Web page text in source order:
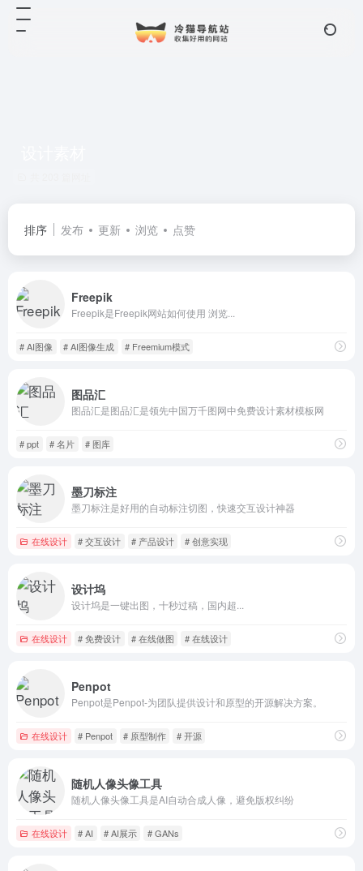
排序 发布 更新 浏览 点赞
Freepik
Freepik是Freepik网站如何使用 浏览...
# AI图像 # AI图像生成 # Freemium模式
图品汇
图品汇是图品汇是领先中国万千图网中免费设计素材模板网
# ppt # 名片 # 图库
墨刀标注
墨刀标注是好用的自动标注切图，快速交互设计神器
在线设计 # 交互设计 # 产品设计 # 创意实现
设计坞
设计坞是一键出图，十秒过稿，国内超...
在线设计 # 免费设计 # 在线做图 # 在线设计
Penpot
Penpot是Penpot-为团队提供设计和原型的开源解决方案。
在线设计 # Penpot # 原型制作 # 开源
随机人像头像工具
随机人像头像工具是AI自动合成人像，避免版权纠纷
在线设计 # AI # AI展示 # GANs